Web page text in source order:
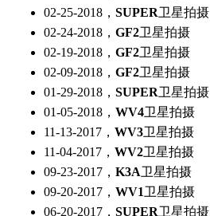
02-25-2018， SUPER卫星拍摄
02-24-2018， GF2卫星拍摄
02-19-2018， GF2卫星拍摄
02-09-2018， GF2卫星拍摄
01-29-2018， SUPER卫星拍摄
01-05-2018， WV4卫星拍摄
11-13-2017， WV3卫星拍摄
11-04-2017， WV2卫星拍摄
09-23-2017， K3A卫星拍摄
09-20-2017， WV1卫星拍摄
06-20-2017， SUPER卫星拍摄